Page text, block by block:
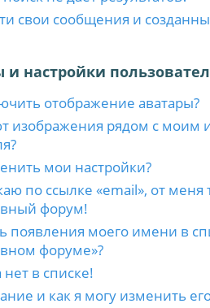
свои сообщения и
и настройки
отображение аватары?
изображения рядом с моим
мои настройки?
по ссылке «email», от меня
форум!
появления моего имени в
форуме»?
в списке!
и как я могу изменить